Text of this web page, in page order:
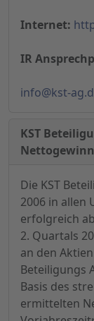
Internet:
IR
info@kst-
KST
Die KST
2006 in allen
erfolgreich
2. Quartals
an den
Beteiligungs
Basis des
ermittelten